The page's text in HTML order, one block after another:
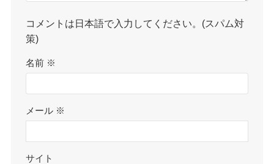
コメントは日本語で入力してください。(スパム対
策)
名前 ※
メール ※
サイト